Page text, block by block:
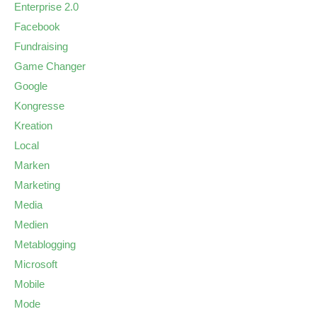
Enterprise 2.0
Facebook
Fundraising
Game Changer
Google
Kongresse
Kreation
Local
Marken
Marketing
Media
Medien
Metablogging
Microsoft
Mobile
Mode